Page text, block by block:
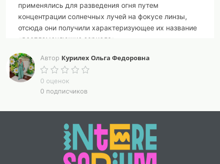
применялись для разведения огня путем
концентрации солнечных лучей на фокусе линзы,
отсюда они получили характеризующее их название
«воспламеняющие зеркала».
В музеях много старых линз, которые насчитывают
несколько тысяч лет. Самыми известными являются
линзы Нимрода, которые были обнаружены в городе
Нинева в Ираке в 1850 г. Эти линзы состоят из
0,9 дюйма. Одна из сторон имеет плоскую ровную
поверхность, в то время как другая сторона
выглядит выпуклой. Ее фокус составляет 4,5 дюйма
от плоской стороны. Линзы хранятся в Британском
Автор Курилех Ольга Федоровна
0 оценок
0 подписчиков